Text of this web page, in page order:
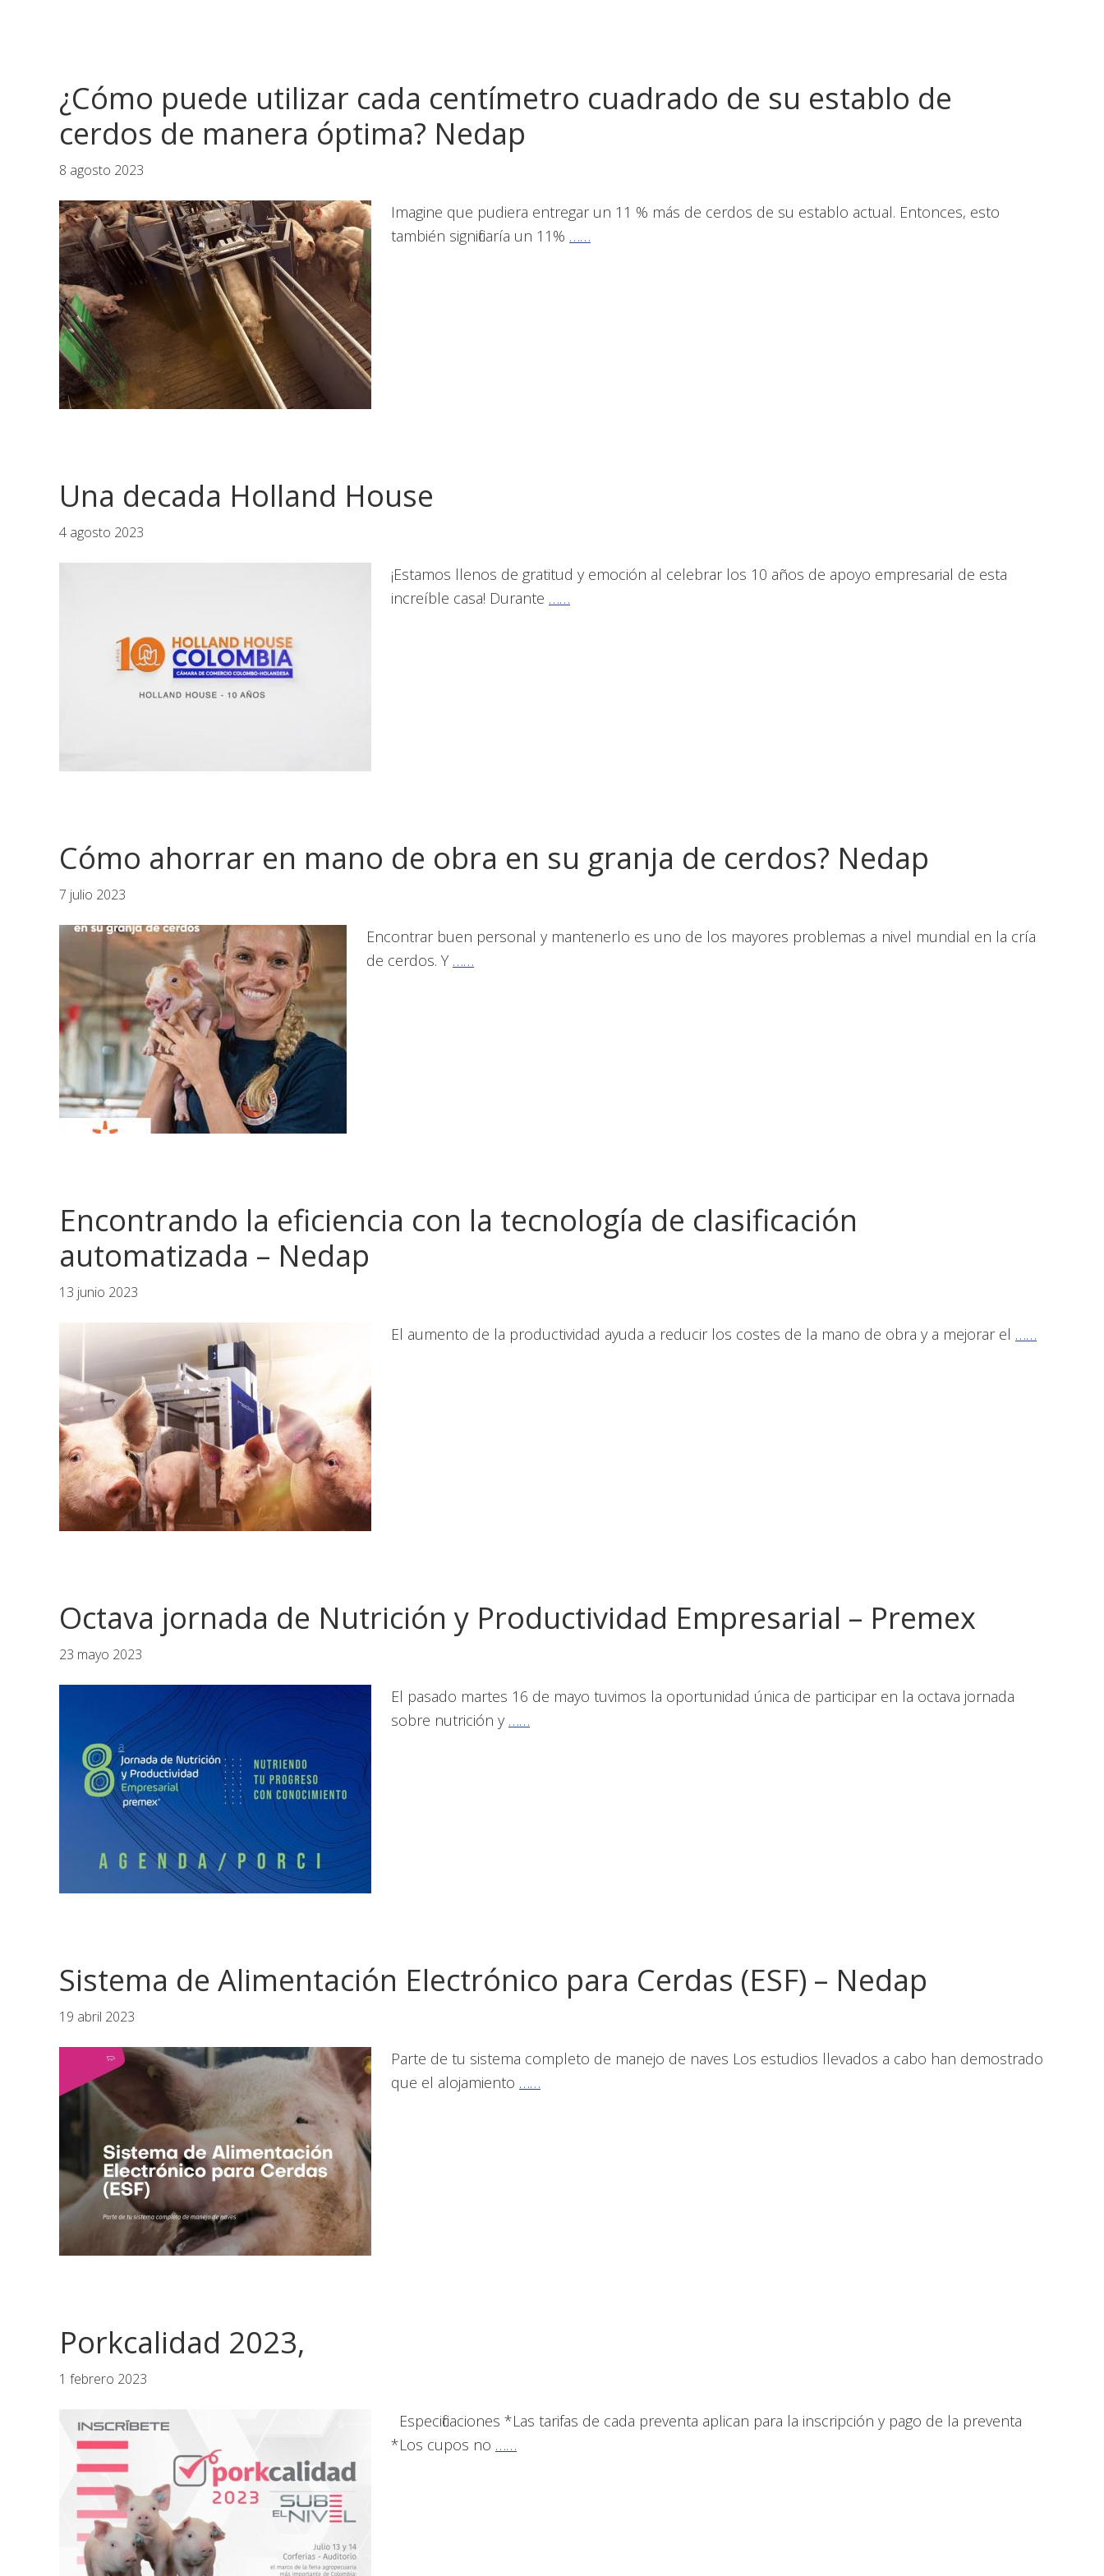
¿Cómo puede utilizar cada centímetro cuadrado de su establo de
cerdos de manera óptima? Nedap
8 agosto 2023
Imagine que pudiera entregar un 11 % más de cerdos de su establo actual. Entonces, esto
también significaría un 11% ……
Una decada Holland House
4 agosto 2023
¡Estamos llenos de gratitud y emoción al celebrar los 10 años de apoyo empresarial de esta
increíble casa! Durante ……
Cómo ahorrar en mano de obra en su granja de cerdos? Nedap
7 julio 2023
Encontrar buen personal y mantenerlo es uno de los mayores problemas a nivel mundial en la cría
de cerdos. Y ……
Encontrando la eficiencia con la tecnología de clasificación
automatizada – Nedap
13 junio 2023
El aumento de la productividad ayuda a reducir los costes de la mano de obra y a mejorar el ……
Octava jornada de Nutrición y Productividad Empresarial – Premex
23 mayo 2023
El pasado martes 16 de mayo tuvimos la oportunidad única de participar en la octava jornada
sobre nutrición y ……
Sistema de Alimentación Electrónico para Cerdas (ESF) – Nedap
19 abril 2023
Parte de tu sistema completo de manejo de naves Los estudios llevados a cabo han demostrado
que el alojamiento ……
Porkcalidad 2023,
1 febrero 2023
Especificaciones *Las tarifas de cada preventa aplican para la inscripción y pago de la preventa
*Los cupos no ……